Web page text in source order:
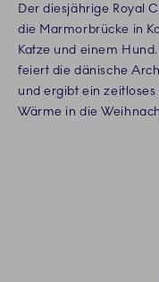
Der diesjährige Royal
die Marmorbrücke in
Katze und einem
feiert die dänische
und ergibt ein
Wärme in die